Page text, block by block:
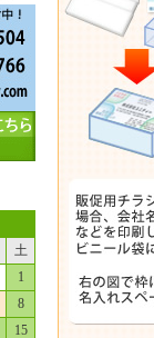
土
1
8
15